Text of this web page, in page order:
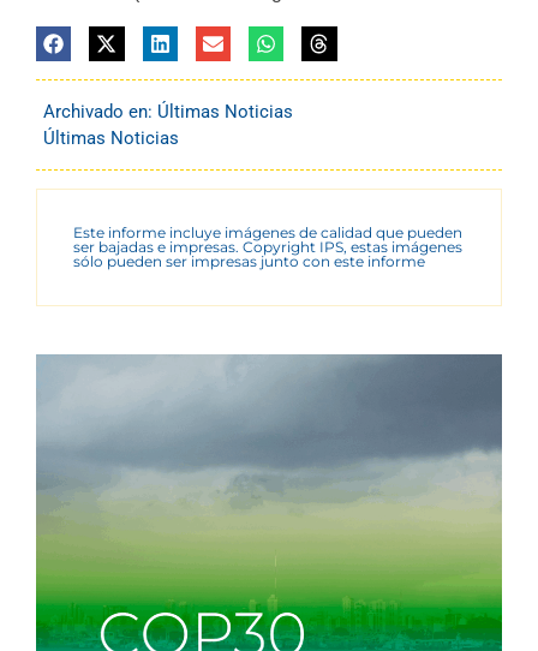
Archivado en: Últimas Noticias
Últimas Noticias
Este informe incluye imágenes de calidad que pueden
ser bajadas e impresas. Copyright IPS, estas imágenes
sólo pueden ser impresas junto con este informe